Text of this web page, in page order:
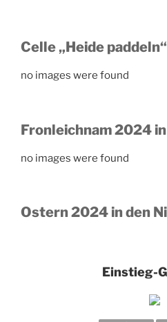
Celle „Heide
no images were found
Fronleichnam 2024
no images were found
Ostern 2024 in den
Einstieg-